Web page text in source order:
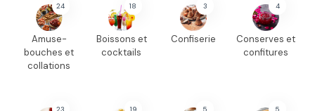
24
Amuse-
bouches et
collations
18
Boissons et
cocktails
3
Confiserie
4
Conserves et
confitures